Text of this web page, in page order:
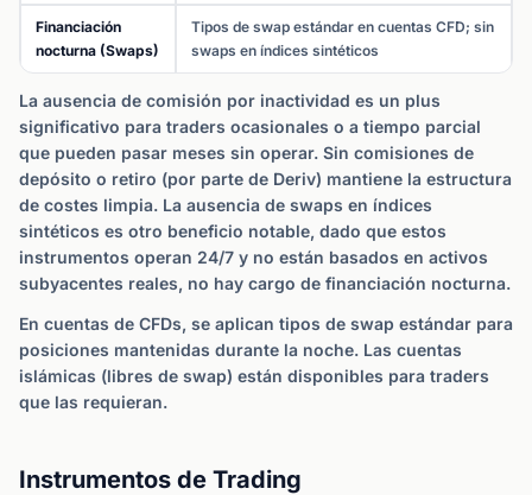
Financiación
nocturna (Swaps)
Tipos de swap estándar en cuentas CFD; sin
swaps en índices sintéticos
La ausencia de comisión por inactividad es un plus
significativo para traders ocasionales o a tiempo parcial
que pueden pasar meses sin operar. Sin comisiones de
depósito o retiro (por parte de Deriv) mantiene la estructura
de costes limpia. La ausencia de swaps en índices
sintéticos es otro beneficio notable, dado que estos
instrumentos operan 24/7 y no están basados en activos
subyacentes reales, no hay cargo de financiación nocturna.
En cuentas de CFDs, se aplican tipos de swap estándar para
posiciones mantenidas durante la noche. Las cuentas
islámicas (libres de swap) están disponibles para traders
que las requieran.
Instrumentos de Trading